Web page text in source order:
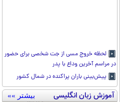
لحظه خروج مسی از جت شخصی برای حضور
در مراسم آخرین وداع با پدر
پیش‌بینی باران پراکنده در شمال کشور
آموزش زبان انگلیسی بیشتر »»